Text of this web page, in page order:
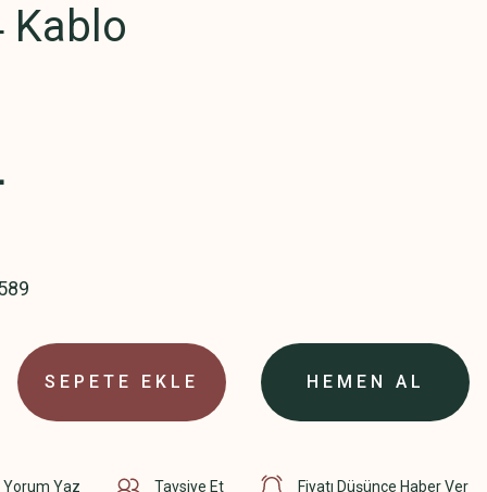
Kablo
SEPETE EKLE HEMEN AL
Yorum Yaz Tavsiye Et Fiyatı Düşünce Haber Ver